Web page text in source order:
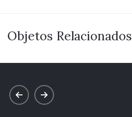
Objetos Relacionados
prev next